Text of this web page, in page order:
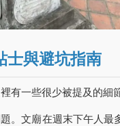
士與避坑指南
有一些很少被提及的細節
。文廟在週末下午人最